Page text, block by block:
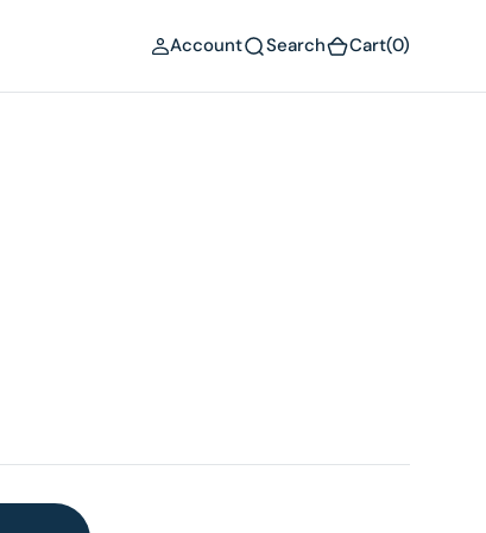
Account Search Cart(0)